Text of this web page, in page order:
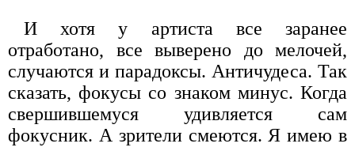
И хотя у артиста все заранее
отработано, все выверено до мелочей,
случаются и парадоксы. Античудеса. Так
сказать, фокусы со знаком минус. Когда
свершившемуся удивляется сам
фокусник. А зрители смеются. Я имею в